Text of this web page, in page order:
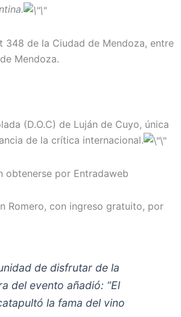
348 de la Ciudad de Mendoza, entre
Mendoza.
(D.O.C) de Luján de Cuyo, única
de la crítica internacional.
obtenerse por Entradaweb
Romero, con ingreso gratuito, por
de disfrutar de la
del evento añadió: “El
la fama del vino